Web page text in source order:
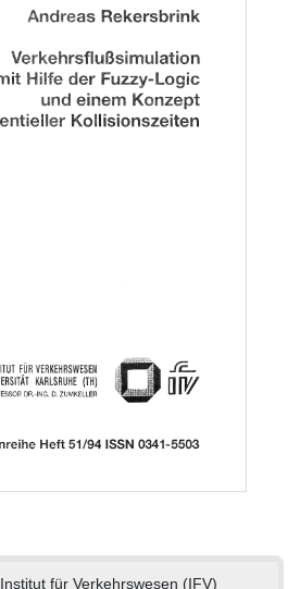
Institut für Verkehrswesen (IFV)